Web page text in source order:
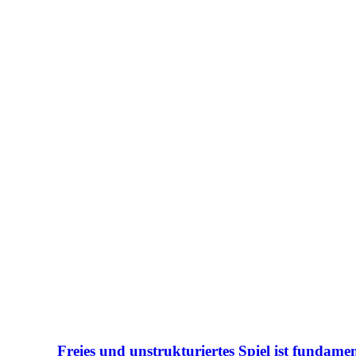
Freies und unstrukturiertes Spiel ist